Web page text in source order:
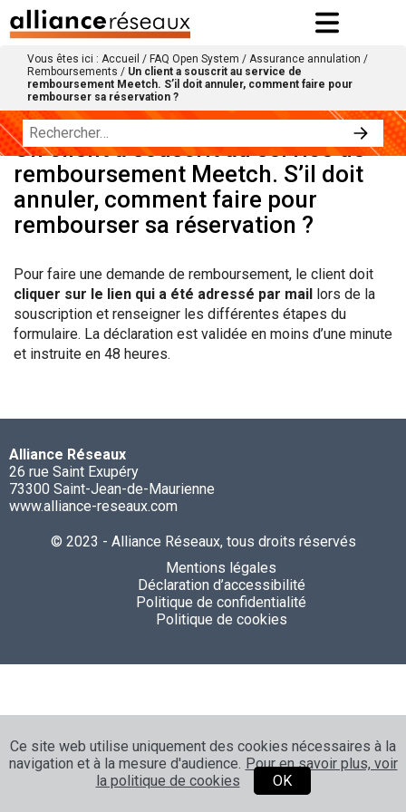
Vous êtes ici : Accueil / FAQ Open System / Assurance annulation /
Remboursements / Un client a souscrit au service de
remboursement Meetch. S’il doit annuler, comment faire pour
rembourser sa réservation ?
Un client a souscrit au service de
remboursement Meetch. S’il doit
annuler, comment faire pour
rembourser sa réservation ?
Pour faire une demande de remboursement, le client doit
cliquer sur le lien qui a été adressé par mail lors de la
souscription et renseigner les différentes étapes du
formulaire. La déclaration est validée en moins d’une minute
et instruite en 48 heures.
Alliance Réseaux
26 rue Saint Exupéry
73300 Saint-Jean-de-Maurienne
www.alliance-reseaux.com
© 2023 - Alliance Réseaux, tous droits réservés
Mentions légales
Déclaration d’accessibilité
Politique de confidentialité
Politique de cookies
Ce site web utilise uniquement des cookies nécessaires à la
navigation et à la mesure d'audience. Pour en savoir plus, voir
la politique de cookies
OK